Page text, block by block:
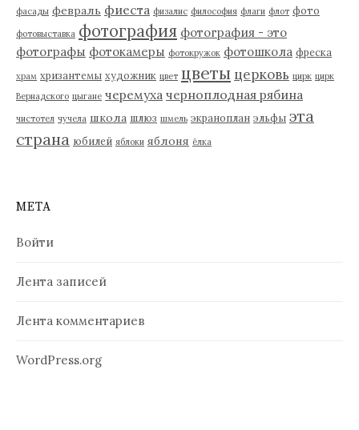
фасады февраль фиеста физалис философия флаги флот фото
фотовыставка фотография фотография - это
фотографы фотокамеры фотокружок фотошкола фреска
храм хризантемы художник цвет цветы церковь цирк цирк
Вернадского цыгане черемуха черноплодная рябина
чистотел чучела школа шлюз шмель экраноплан эльфы эта
страна юбилей яблоки яблоня ёлка
МЕТА
Войти
Лента записей
Лента комментариев
WordPress.org